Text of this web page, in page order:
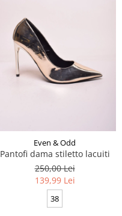
Even & Odd
Pantofi dama stiletto lacuiti
250,00 Lei
139,99 Lei
38